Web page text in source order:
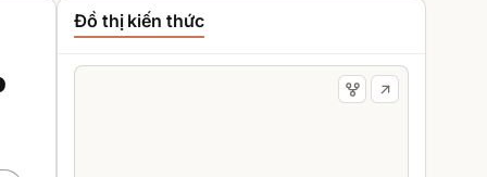
Đồ thị kiến thức